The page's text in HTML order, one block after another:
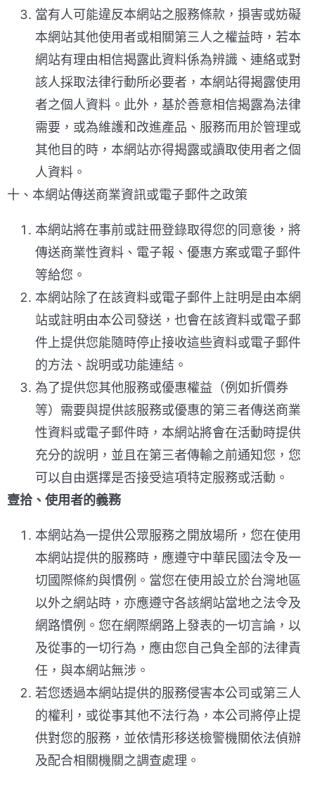
當有人可能違反本網站之服務條款，損害或妨礙
本網站其他使用者或相關第三人之權益時，若本
網站有理由相信揭露此資料係為辨識、連絡或對
該人採取法律行動所必要者，本網站得揭露使用
者之個人資料。此外，基於善意相信揭露為法律
需要，或為維護和改進產品、服務而用於管理或
其他目的時，本網站亦得揭露或讀取使用者之個
人資料。
十、本網站傳送商業資訊或電子郵件之政策
本網站將在事前或註冊登錄取得您的同意後，將
傳送商業性資料、電子報、優惠方案或電子郵件
等給您。
本網站除了在該資料或電子郵件上註明是由本網
站或註明由本公司發送，也會在該資料或電子郵
件上提供您能隨時停止接收這些資料或電子郵件
的方法、說明或功能連結。
為了提供您其他服務或優惠權益（例如折價券
等）需要與提供該服務或優惠的第三者傳送商業
性資料或電子郵件時，本網站將會在活動時提供
充分的說明，並且在第三者傳輸之前通知您，您
可以自由選擇是否接受這項特定服務或活動。
壹拾、使用者的義務
本網站為一提供公眾服務之開放場所，您在使用
本網站提供的服務時，應遵守中華民國法令及一
切國際條約與慣例。當您在使用設立於台灣地區
以外之網站時，亦應遵守各該網站當地之法令及
網路慣例。您在網際網路上發表的一切言論，以
及從事的一切行為，應由您自己負全部的法律責
任，與本網站無涉。
若您透過本網站提供的服務侵害本公司或第三人
的權利，或從事其他不法行為，本公司將停止提
供對您的服務，並依情形移送檢警機關依法偵辦
及配合相關機關之調查處理。